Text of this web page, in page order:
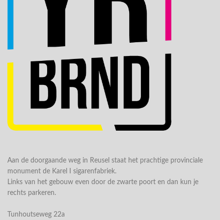
Aan de doorgaande weg in Reusel staat het prachtige provinciale
monument de Karel I sigarenfabriek.
Links van het gebouw even door de zwarte poort en dan kun je
rechts parkeren.
Tunhoutseweg 22a